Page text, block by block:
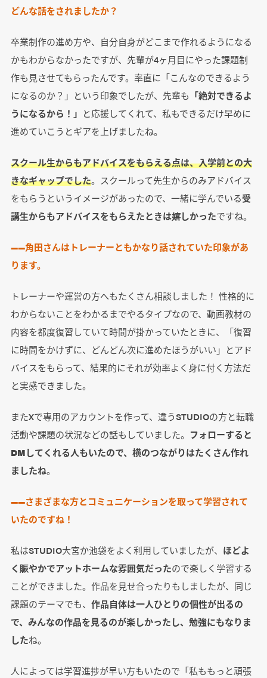
どんな話をされましたか？
卒業制作の進め方や、自分自身がどこまで作れるようになる
かもわからなかったですが、先輩が4ヶ月目にやった課題制
作も見させてもらったんです。率直に「こんなのできるよう
になるのか？」という印象でしたが、先輩も 「絶対できるよ
うになるから！」 と応援してくれて、私もできるだけ早めに
進めていこうとギアを上げましたね。
スクール生からもアドバイスをもらえる点は、入学前との大
きなギャップでした。スクールって先生からのみアドバイス
をもらうというイメージがあったので、一緒に学んでいる受
講生からもアドバイスをもらえたときは嬉しかったですね。
――角田さんはトレーナーともかなり話されていた印象があ
ります。
トレーナーや運営の方へもたくさん相談しました！ 性格的に
わからないことをわかるまでやるタイプなので、動画教材の
内容を都度復習していて時間が掛かっていたときに、「復習
に時間をかけずに、どんどん次に進めたほうがいい」とアド
バイスをもらって、結果的にそれが効率よく身に付く方法だ
と実感できました。
またXで専用のアカウントを作って、違うSTUDIOの方と転職
活動や課題の状況などの話もしていました。 フォローすると
DMしてくれる人もいたので、横のつながりはたくさん作れ
ましたね。
――さまざまな方とコミュニケーションを取って学習されて
いたのですね！
私はSTUDIO大宮か池袋をよく利用していましたが、 ほどよ
く賑やかでアットホームな雰囲気だったので楽しく学習する
ことができました。作品を見せ合ったりもしましたが、同じ
課題のテーマでも、 作品自体は一人ひとりの個性が出るの
で、みんなの作品を見るのが楽しかったし、勉強にもなりま
したね。
人によっては学習進捗が早い方もいたので「私ももっと頑張